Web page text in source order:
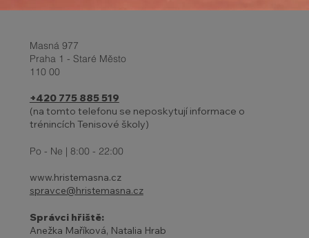
Masná 977
Praha 1 - Staré Město
110 00
+420 775 885 519
(na tomto telefonu se neposkytují informace o
trénincích Tenisové školy)
Po - Ne | 8:00 - 22:00
www.hristemasna.cz
spravce@hristemasna.cz
Správci hřiště:
Anežka Maříková, Natalia Hrab